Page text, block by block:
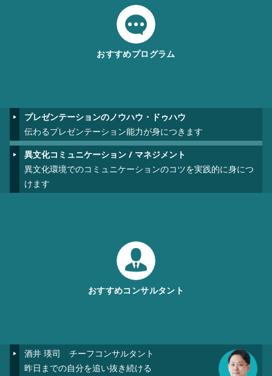
おすすめプログラム
プレゼンテーションのノウハウ・ドゥハウ
伝わるプレゼンテーション能力が身につきます
異文化コミュニケーション / マネジメント
異文化環境でのコミュニケーションのコツを実践的に身につ
けます
おすすめコンサルタント
酒井 瑛司
チーフコンサルタント
昨日までの自分を追い抜き続ける